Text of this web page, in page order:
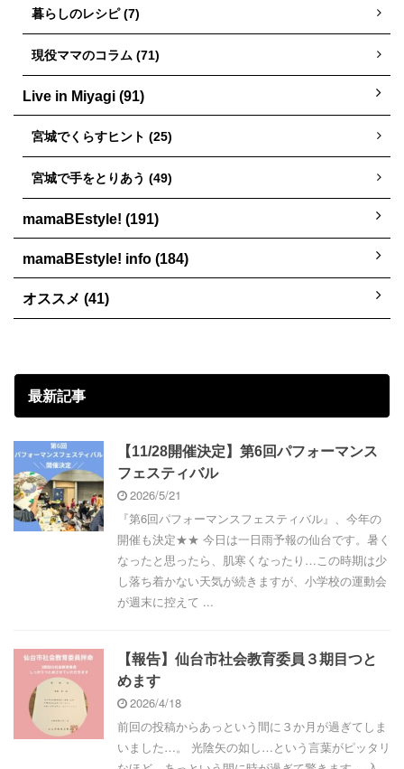
暮らしのレシピ (7)
現役ママのコラム (71)
Live in Miyagi (91)
宮城でくらすヒント (25)
宮城で手をとりあう (49)
mamaBEstyle! (191)
mamaBEstyle! info (184)
オススメ (41)
最新記事
【11/28開催決定】第6回パフォーマンス
フェスティバル
2026/5/21
『第6回パフォーマンスフェスティバル』、今年の
開催も決定★★ 今日は一日雨予報の仙台です。暑く
なったと思ったら、肌寒くなったり…この時期は少
し落ち着かない天気が続きますが、小学校の運動会
が週末に控えて ...
【報告】仙台市社会教育委員３期目つと
めます
2026/4/18
前回の投稿からあっという間に３か月が過ぎてしま
いました…。 光陰矢の如し…という言葉がピッタリ